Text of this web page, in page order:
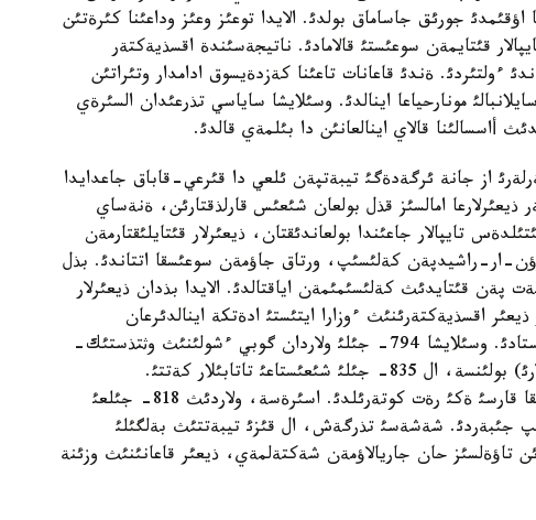
اؤقئمدئ جورئق جاساماق بولدئ. الايدا توعئز وعئز وداعئنا كئرةتئن
قئتايمةن سوعئستئ قالامادئ. ناتيجةسئندة اقسذيةكتةر
ءولتئردئ. ةندئ قاعانات تاعئنا كةزدةيسوق ادامدار وتئراتئن
مونارحياعا اينالدئ. وسئلايشا ساياسي تذرعئدان السئرةي
از جانة ئرگةدةگئ تيبةتپةن ئلعي دا قئرعي-قاباق جاعدايدا
ذيعئرلارعا امالسئز قذل بولعان شئعئس قارلذقتارئن، ةنةساي
تايپالار جاعئندا بولعاندئقتان، ذيعئرلار قئتايلئقتارمةن
ار-راشيدپةن كةلئسئپ، ورتاق جاؤمةن سوعئسقا اتتاندئ. بذل
اقئرئ 821- جئلئ تيبةت پةن قئتايدئث كةلئسئمئمةن اياقتالدئ. الايدا بذدان ذيعئرلار
اقسذيةكتةرئنئث ءوزارا ايتئستئ ادةتكة اينالدئرعان
ءمانساپقورلئق ءئس-ارةكةتتةرئنةن جةري باستادئ. وسئلايشا 794- جئلئ ولاردان گوبي ءشولئنئث وثتذستئك-
شئعئسئنداعئ شاتو تذرئكتةرئ (ؤاقتاردئث بابالارئ) بولئنسة، ال 835- جئلئ شئعئستاعئ تاتابئلار كةتتئ.
تيبةتتئكتةردئث قولداؤئمةن قئرعئزدار قاعاناتقا قارسئ ةكئ رةت كوتةرئلدئ. اسئرةسة، ولاردئث 818- جئلعئ
جئبةردئ. شةشةسئ تذرگةش، ال قئزئ تيبةتتئث بةلگئلئ
تاؤةلسئز حان جاريالاؤمةن شةكتةلمةي، ذيعئر قاعانئنئث وزئنة